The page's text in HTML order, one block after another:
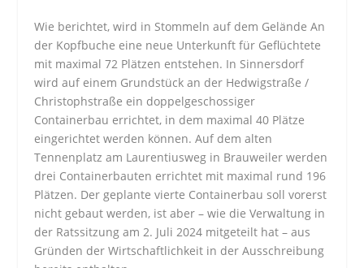
Wie berichtet, wird in Stommeln auf dem Gelände An
der Kopfbuche eine neue Unterkunft für Geflüchtete
mit maximal 72 Plätzen entstehen. In Sinnersdorf
wird auf einem Grundstück an der Hedwigstraße /
Christophstraße ein doppelgeschossiger
Containerbau errichtet, in dem maximal 40 Plätze
eingerichtet werden können. Auf dem alten
Tennenplatz am Laurentiusweg in Brauweiler werden
drei Containerbauten errichtet mit maximal rund 196
Plätzen. Der geplante vierte Containerbau soll vorerst
nicht gebaut werden, ist aber – wie die Verwaltung in
der Ratssitzung am 2. Juli 2024 mitgeteilt hat – aus
Gründen der Wirtschaftlichkeit in der Ausschreibung